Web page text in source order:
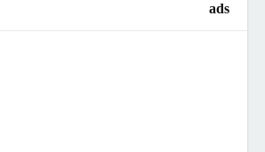
ads